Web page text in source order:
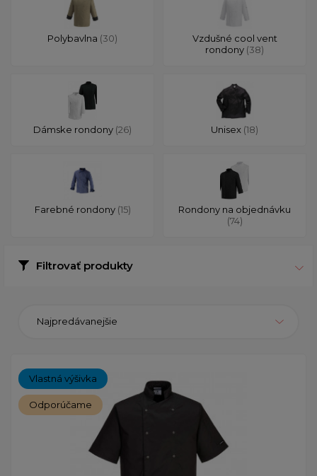
Polybavlna (30)
Vzdušné cool vent
rondony (38)
Dámske rondony (26) Unisex (18)
Farebné rondony (15)
Rondony na objednávku
(74)
Filtrovať produkty
Najpredávanejšie
Vlastná výšivka
Odporúčame